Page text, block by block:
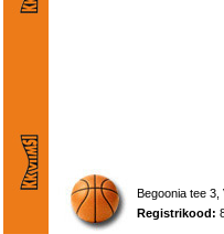
Begoonia tee
Registrikood: